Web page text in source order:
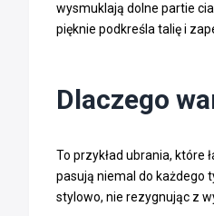
wysmuklają dolne partie
pięknie podkreśla talię i
Dlaczego
To przykład ubrania, które
pasują niemal do każdego
stylowo, nie rezygnując z